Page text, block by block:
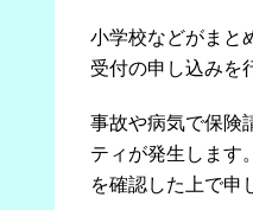
小学校などがまと
受付の申し込みを
事故や病気で保険
ティが発生します
を確認した上で申